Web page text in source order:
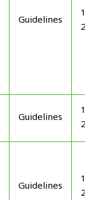
Guidelines
Guidelines
Guidelines